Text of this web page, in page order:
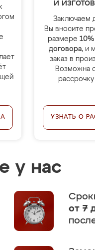
и
Заключаем
Вы вносите
размере
договора, и
заказ в
Возможна
УЗНАТЬ О
у нас
от 7